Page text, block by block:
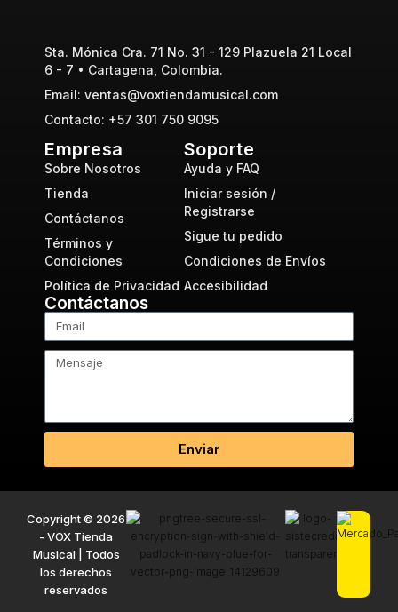
Sta. Mónica Cra. 71 No. 31 - 129 Plazuela 21 Local
6 - 7 • Cartagena, Colombia.
Email: ventas@voxtiendamusical.com
Contacto: +57 301 750 9095
Empresa
Sobre Nosotros
Tienda
Contáctanos
Términos y
Condiciones
Política de Privacidad
Soporte
Ayuda y FAQ
Iniciar sesión /
Registrarse
Sigue tu pedido
Condiciones de Envíos
Accesibilidad
Contáctanos
Enviar
Copyright © 2026
- VOX Tienda
Musical | Todos
los derechos
reservados